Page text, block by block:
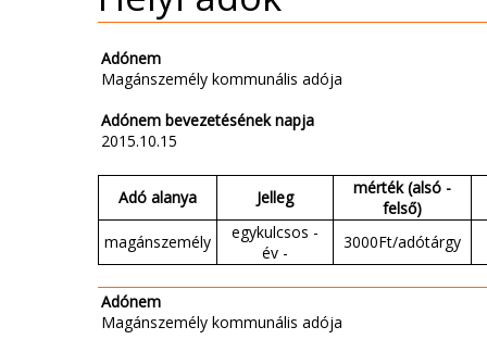
Adónem
Magánszemély kommunális adója
Adónem bevezetésének napja
2015.10.15
Adó alanya Jelleg
mérték (alsó -
felső)
magánszemély
egykulcsos -
év -
3000Ft/adótárgy
Adónem
Magánszemély kommunális adója